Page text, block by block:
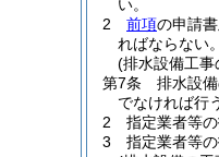
い。
2
前項の申請
ればならない。
(排水設備工事
第7条
排水設
でなければ行
2
指定業者等
3
指定業者等